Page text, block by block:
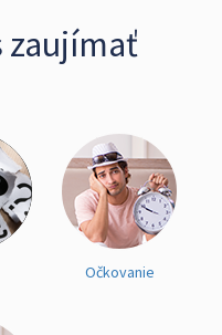
zaujímať
Očkovanie